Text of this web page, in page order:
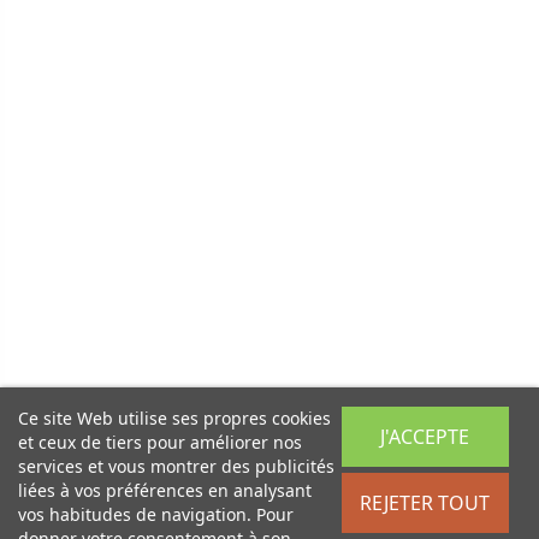
Ce site Web utilise ses propres cookies
et ceux de tiers pour améliorer nos
services et vous montrer des publicités
liées à vos préférences en analysant
vos habitudes de navigation. Pour
REJETER TOUT
J'ACCEPTE